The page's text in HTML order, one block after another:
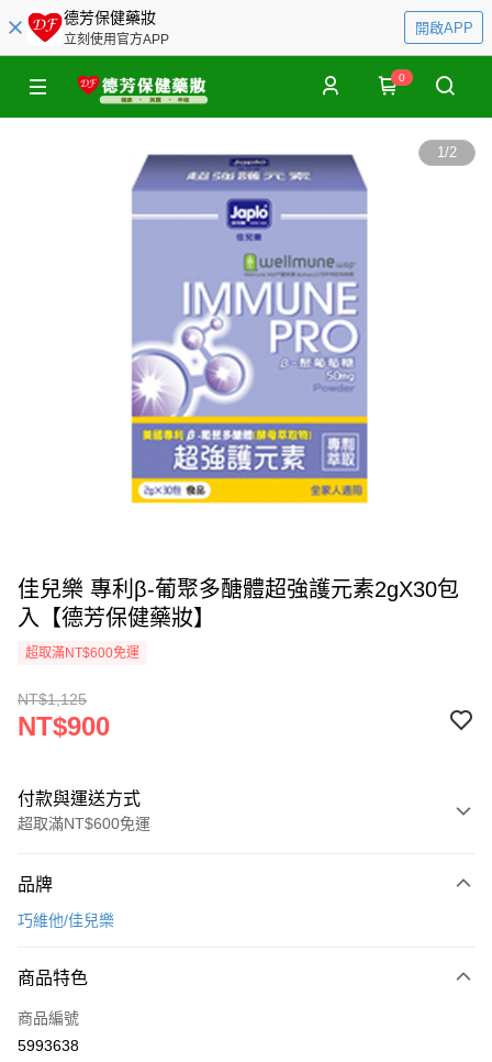
德芳保健藥妝
立刻使用官方APP
開啟APP
0
1/2
佳兒樂 專利β-葡聚多醣體超強護元素2gX30包
入【德芳保健藥妝】
超取滿NT$600免運
NT$1,125
NT$900
付款與運送方式
超取滿NT$600免運
信用卡一次付款
LINE Pay
Apple Pay
品牌
巧維他/佳兒樂
商品特色
商品編號
5993638